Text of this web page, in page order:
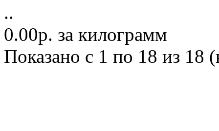
..
0.00р. за килограмм
Показано с 1 по 18 из 18